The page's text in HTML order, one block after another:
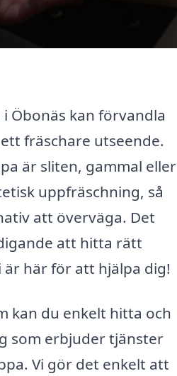
Öbonäs kan förvandla
fräschare utseende.
är sliten, gammal eller
uppfräschning, så
att överväga. Det
att hitta rätt
här för att hjälpa dig!
kan du enkelt hitta och
som erbjuder tjänster
Vi gör det enkelt att